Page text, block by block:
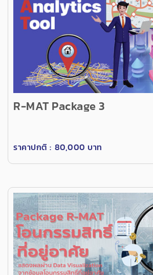
R-MAT Package 3
ราคาปกติ : 80,000 บาท